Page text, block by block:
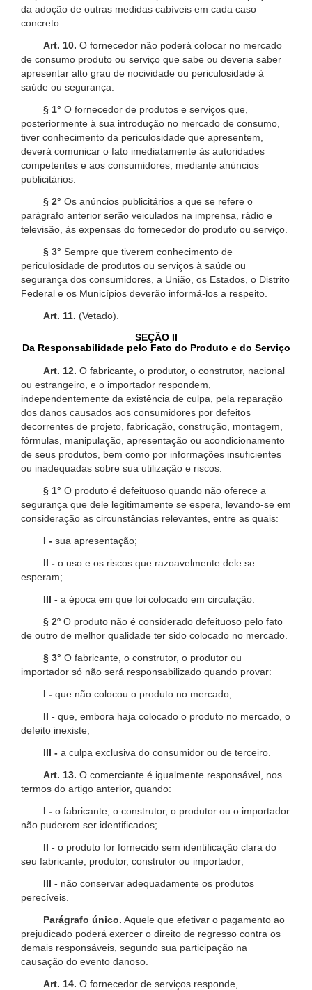
da adoção de outras medidas cabíveis em cada caso
concreto.
Art. 10. O fornecedor não poderá colocar no mercado
de consumo produto ou serviço que sabe ou deveria saber
apresentar alto grau de nocividade ou periculosidade à
saúde ou segurança.
§ 1° O fornecedor de produtos e serviços que,
posteriormente à sua introdução no mercado de consumo,
tiver conhecimento da periculosidade que apresentem,
deverá comunicar o fato imediatamente às autoridades
competentes e aos consumidores, mediante anúncios
publicitários.
§ 2° Os anúncios publicitários a que se refere o
parágrafo anterior serão veiculados na imprensa, rádio e
televisão, às expensas do fornecedor do produto ou serviço.
§ 3° Sempre que tiverem conhecimento de
periculosidade de produtos ou serviços à saúde ou
segurança dos consumidores, a União, os Estados, o Distrito
Federal e os Municípios deverão informá-los a respeito.
Art. 11. (Vetado).
SEÇÃO II
Da Responsabilidade pelo Fato do Produto e do Serviço
Art. 12. O fabricante, o produtor, o construtor, nacional
ou estrangeiro, e o importador respondem,
independentemente da existência de culpa, pela reparação
dos danos causados aos consumidores por defeitos
decorrentes de projeto, fabricação, construção, montagem,
fórmulas, manipulação, apresentação ou acondicionamento
de seus produtos, bem como por informações insuficientes
ou inadequadas sobre sua utilização e riscos.
§ 1° O produto é defeituoso quando não oferece a
segurança que dele legitimamente se espera, levando-se em
consideração as circunstâncias relevantes, entre as quais:
I - sua apresentação;
II - o uso e os riscos que razoavelmente dele se
esperam;
III - a época em que foi colocado em circulação.
§ 2º O produto não é considerado defeituoso pelo fato
de outro de melhor qualidade ter sido colocado no mercado.
§ 3° O fabricante, o construtor, o produtor ou
importador só não será responsabilizado quando provar:
I - que não colocou o produto no mercado;
II - que, embora haja colocado o produto no mercado, o
defeito inexiste;
III - a culpa exclusiva do consumidor ou de terceiro.
Art. 13. O comerciante é igualmente responsável, nos
termos do artigo anterior, quando:
I - o fabricante, o construtor, o produtor ou o importador
não puderem ser identificados;
II - o produto for fornecido sem identificação clara do
seu fabricante, produtor, construtor ou importador;
III - não conservar adequadamente os produtos
perecíveis.
Parágrafo único. Aquele que efetivar o pagamento ao
prejudicado poderá exercer o direito de regresso contra os
demais responsáveis, segundo sua participação na
causação do evento danoso.
Art. 14. O fornecedor de serviços responde,